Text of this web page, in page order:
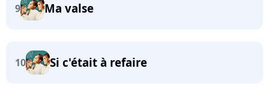
9 Ma valse
10 Si c'était à refaire